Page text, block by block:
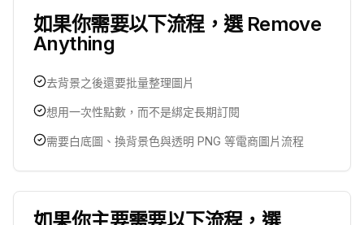
如果你需要以下流程，選 Remove
Anything
去背景之後還要批量整理圖片
想用一次性點數，而不是綁定長期訂閱
需要白底圖、換背景色與透明 PNG 等電商圖片流程